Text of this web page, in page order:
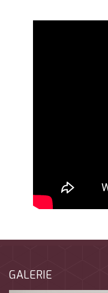
GALERIE